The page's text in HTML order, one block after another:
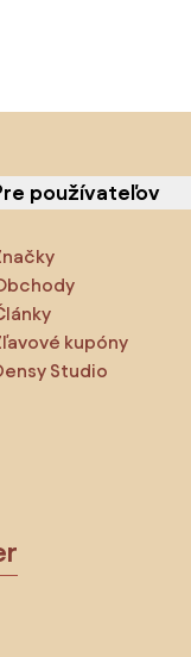
používateľov
kupóny
Studio